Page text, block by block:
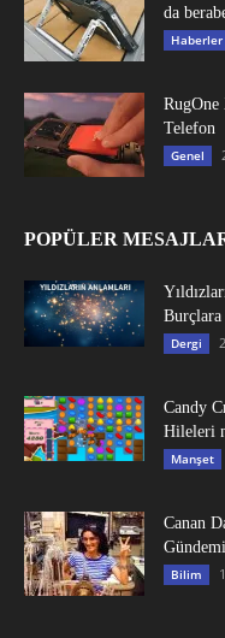
da
Haberler
RugOne
Telefon
Genel
POPÜLER
Burçlara
Dergi
Candy
Hileleri
Manşet
Canan
Bilim